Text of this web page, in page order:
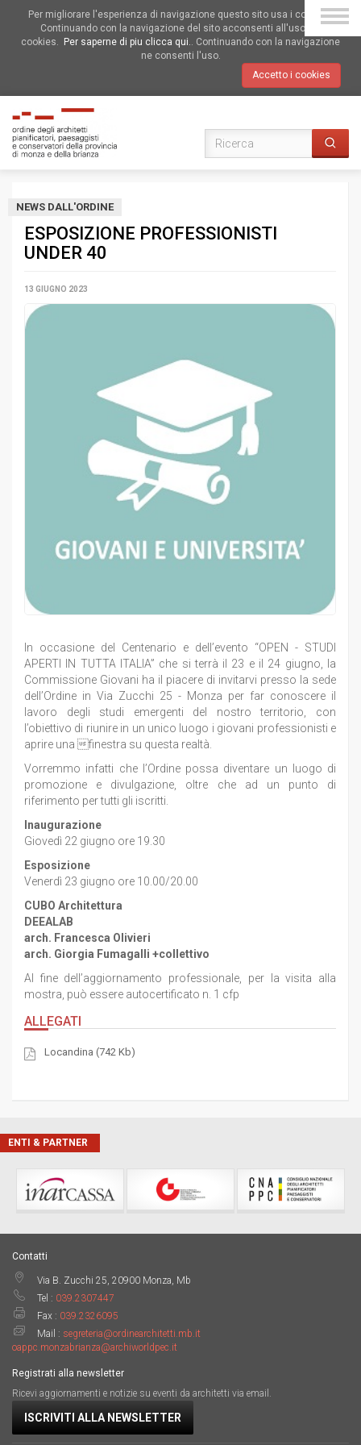
Per migliorare l'esperienza di navigazione questo sito usa i cookies.
Continuando con la navigazione del sito acconsenti all'uso dei
cookies.
Per saperne di piu clicca qui.. Continuando con la navigazione
ne consenti l'uso.
Accetto i cookies
NEWS DALL'ORDINE
ESPOSIZIONE PROFESSIONISTI
UNDER 40
13 GIUGNO 2023
In occasione del Centenario e dell’evento “OPEN - STUDI
APERTI IN TUTTA ITALIA” che si terrà il 23 e il 24 giugno, la
Commissione Giovani ha il piacere di invitarvi presso la sede
dell’Ordine in Via Zucchi 25 - Monza per far conoscere il
lavoro degli studi emergenti del nostro territorio, con
l’obiettivo di riunire in un unico luogo i giovani professionisti e
aprire una finestra su questa realtà.
Vorremmo infatti che l’Ordine possa diventare un luogo di
promozione e divulgazione, oltre che ad un punto di
riferimento per tutti gli iscritti.
Inaugurazione
Giovedì 22 giugno ore 19.30
Esposizione
Venerdì 23 giugno ore 10.00/20.00
CUBO Architettura
DEEALAB
arch. Francesca Olivieri
arch. Giorgia Fumagalli +collettivo
Al fine dell’aggiornamento professionale, per la visita alla
mostra, può essere autocertificato n. 1 cfp
ALLEGATI
Locandina (742 Kb)
ENTI & PARTNER
Contatti
Via B. Zucchi 25, 20900 Monza, Mb
Tel : 039.2307447
Fax : 039.2326095
Mail : segreteria@ordinearchitetti.mb.it
oappc.monzabrianza@archiworldpec.it
Registrati alla newsletter
Ricevi aggiornamenti e notizie su eventi da architetti via email.
ISCRIVITI ALLA NEWSLETTER